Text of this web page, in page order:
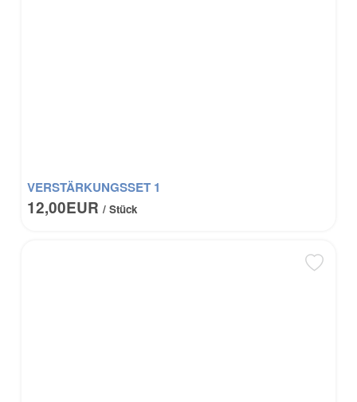
VERSTÄRKUNGSSET 1
12,00EUR/ Stück